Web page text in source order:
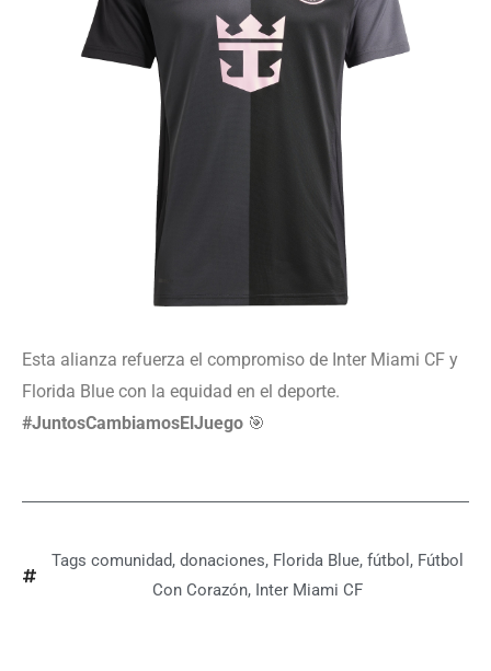
Esta alianza refuerza el compromiso de Inter Miami CF y
Florida Blue con la equidad en el deporte.
#JuntosCambiamosElJuego 🎯
Tags comunidad, donaciones, Florida Blue, fútbol , Fútbol
Con Corazón, Inter Miami CF